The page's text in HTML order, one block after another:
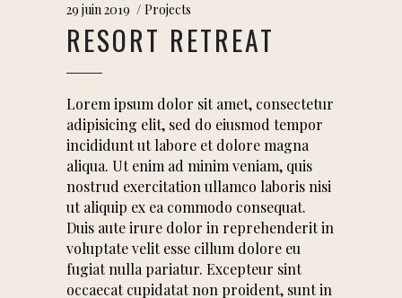
29 juin 2019 Projects
RESORT RETREAT
Lorem ipsum dolor sit amet, consectetur
adipisicing elit, sed do eiusmod tempor
incididunt ut labore et dolore magna
aliqua. Ut enim ad minim veniam, quis
nostrud exercitation ullamco laboris nisi
ut aliquip ex ea commodo consequat.
Duis aute irure dolor in reprehenderit in
voluptate velit esse cillum dolore eu
fugiat nulla pariatur. Excepteur sint
occaecat cupidatat non proident, sunt in